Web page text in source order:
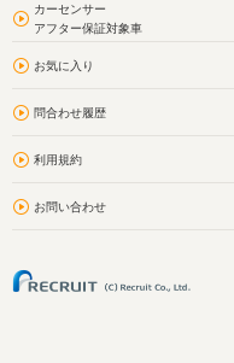
カーセンサー
アフター保証対象車
お気に入り
問合わせ履歴
利用規約
お問い合わせ